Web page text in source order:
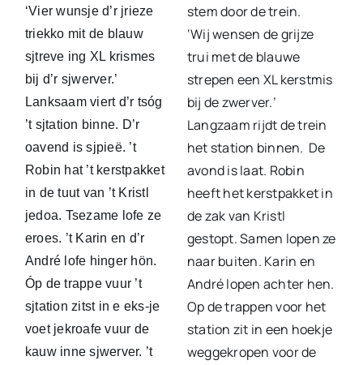
‘Vier wunsje d’r jrieze
triekko mit de blauw
sjtreve ing XL krismes
bij d’r sjwerver.’
Lanksaam viert d’r tsóg
’t sjtation binne. D’r
oavend is sjpieë. ’t
Robin hat ’t kerstpakket
in de tuut van ’t Kristl
jedoa. Tsezame lofe ze
eroes. ’t Karin en d’r
André lofe hinger hön.
Óp de trappe vuur ’t
sjtation zitst in e eks-je
voet jekroafe vuur de
kauw inne sjwerver. ’t
stem door de trein.
‘Wij wensen de grijze
trui met de blauwe
strepen een XL kerstmis
bij de zwerver.’
Langzaam rijdt de trein
het station binnen. De
avond is laat. Robin
heeft het kerstpakket in
de zak van Kristl
gestopt. Samen lopen ze
naar buiten. Karin en
André lopen achter hen.
Op de trappen voor het
station zit in een hoekje
weggekropen voor de